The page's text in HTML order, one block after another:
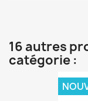
16 autres
catégorie :